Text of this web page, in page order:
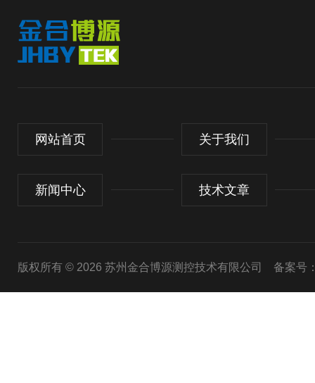
网站首页 关于我们
新闻中心 技术文章
版权所有 © 2026 苏州金合博源测控技术有限公司 备案号